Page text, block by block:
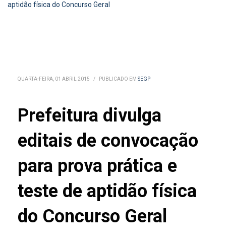
aptidão física do Concurso Geral
QUARTA-FEIRA, 01 ABRIL 2015 / PUBLICADO EM SEGP
Prefeitura divulga
editais de convocação
para prova prática e
teste de aptidão física
do Concurso Geral